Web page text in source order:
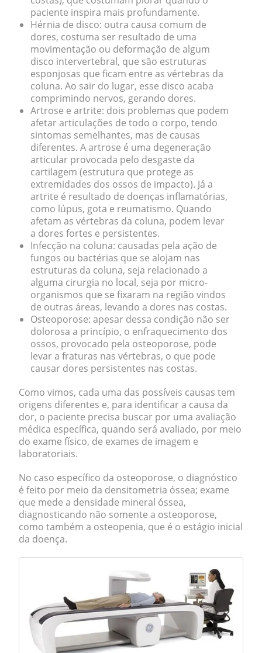
paciente inspira mais profundamente.
Hérnia de disco: outra causa comum de
dores, costuma ser resultado de uma
movimentação ou deformação de algum
disco intervertebral, que são estruturas
esponjosas que ficam entre as vértebras da
coluna. Ao sair do lugar, esse disco acaba
comprimindo nervos, gerando dores.
Artrose e artrite: dois problemas que podem
afetar articulações de todo o corpo, tendo
sintomas semelhantes, mas de causas
diferentes. Aartrose é uma degeneração
articular provocada pelo desgaste da
cartilagem (estrutura que protege as
extremidades dos ossos de impacto). Já a
artrite é resultado de doenças inflamatórias,
como lúpus, gota e reumatismo. Quando
afetam as vértebras da coluna, podem levar
a dores fortes e persistentes.
Infecção na coluna: causadas pela ação de
fungos ou bactérias que se alojam nas
estruturas da coluna, seja relacionado a
alguma cirurgia no local, seja por micro-
organismos que se fixaram na região vindos
de outras áreas, levando a dores nas costas.
Osteoporose: apesar dessa condição não ser
dolorosa a princípio, o enfraquecimento dos
ossos, provocado pela osteoporose, pode
levar a fraturas nas vértebras, o que pode
causar dores persistentes nas costas.
Como vimos, cada uma das possíveis causas tem
origens diferentes e, para identificar a causa da
dor, o paciente precisa buscar por uma avaliação
médica específica, quando será avaliado, por meio
do exame físico, de exames de imagem e
laboratoriais.
No caso específico da osteoporose, o diagnóstico
é feito por meio da densitometria óssea; exame
que mede a densidade mineral óssea,
diagnosticando não somente a osteoporose,
como também a osteopenia, que é o estágio inicial
da doença.